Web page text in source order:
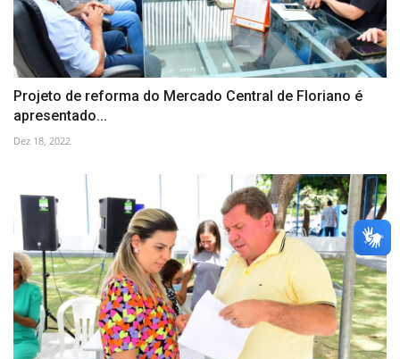
Projeto de reforma do Mercado Central de Floriano é
apresentado...
Dez 18, 2022